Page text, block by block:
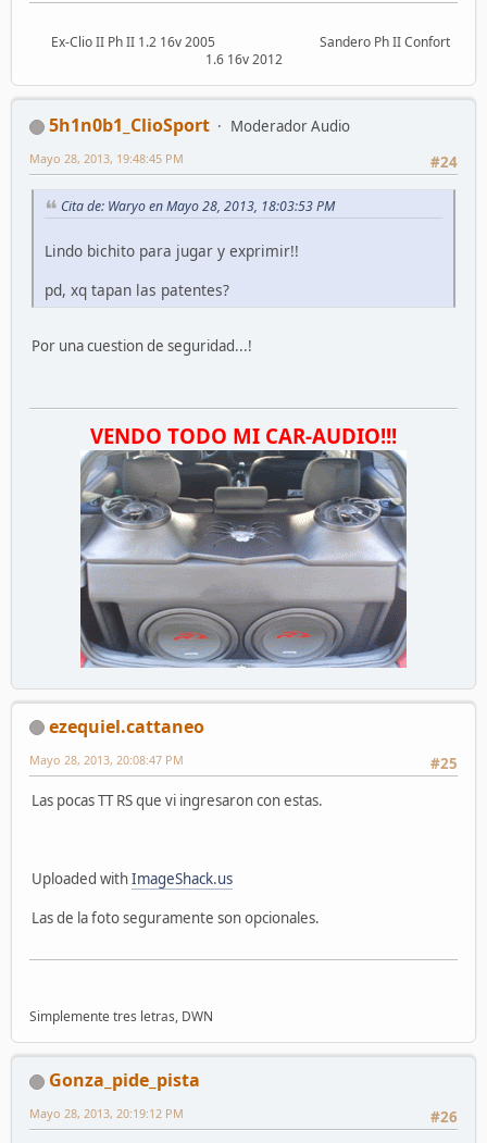
Ex-Clio II Ph II 1.2 16v 2005 Sandero Ph II Confort
1.6 16v 2012
5h1n0b1_ClioSport
Moderador Audio
#24
Mayo 28, 2013, 19:48:45 PM
Cita de: Waryo en Mayo 28, 2013, 18:03:53 PM
Lindo bichito para jugar y exprimir!!
pd, xq tapan las patentes?
Por una cuestion de seguridad...!
VENDO TODO MI CAR-AUDIO!!!
ezequiel.cattaneo
#25
Mayo 28, 2013, 20:08:47 PM
Las pocas TT RS que vi ingresaron con estas.
Uploaded withImageShack.us
Las de la foto seguramente son opcionales.
Simplemente tres letras, DWN
Gonza_pide_pista
#26
Mayo 28, 2013, 20:19:12 PM